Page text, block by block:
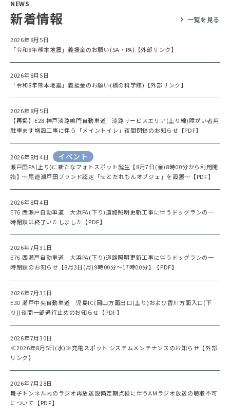
NEWS
新着情報 一覧を見る
2026年8月5日
「令和8年熊本地震」義援金のお願い(SA・PA)【外部リンク】
2026年8月5日
「令和8年熊本地震」義援金のお願い(橋の科学館)【外部リンク】
2026年8月5日
【再掲】E28 神戸淡路鳴門自動車道 淡路サービスエリア(上り線)障がい者用
駐車ます増設工事に伴う「メイントイレ」夜間閉鎖のお知らせ【PDF】
2026年8月4日 イベント
瀬戸田PA(上り)に新たなフォトスポット誕生【8月7日(金)8時00分から利用開
始】～尾道瀬戸田ブランド認定「せとだれもんオブジェ」を設置～【PDF】
2026年8月4日
E76 西瀬戸自動車道 大浜PA(下り)道路照明更新工事に伴うドッグランの一
時閉鎖は終了いたしました【PDF】
2026年7月31日
E76 西瀬戸自動車道 大浜PA(下り)道路照明更新工事に伴うドッグランの一
時閉鎖のお知らせ【8月3日(月)9時00分～17時00分】【PDF】
2026年7月31日
E30 瀬戸中央自動車道 児島IC(岡山方面出口(上り)および香川方面入口(下
り))夜間一部通行止めのお知らせ【PDF】
2026年7月30日
≪2026年8月5日(水)≫充電スポット システムメンテナンスのお知らせ【外部
リンク】
2026年7月28日
舞子トンネル内のラジオ再放送設備定期点検に伴うAMラジオ放送の聴取不可
について【PDF】